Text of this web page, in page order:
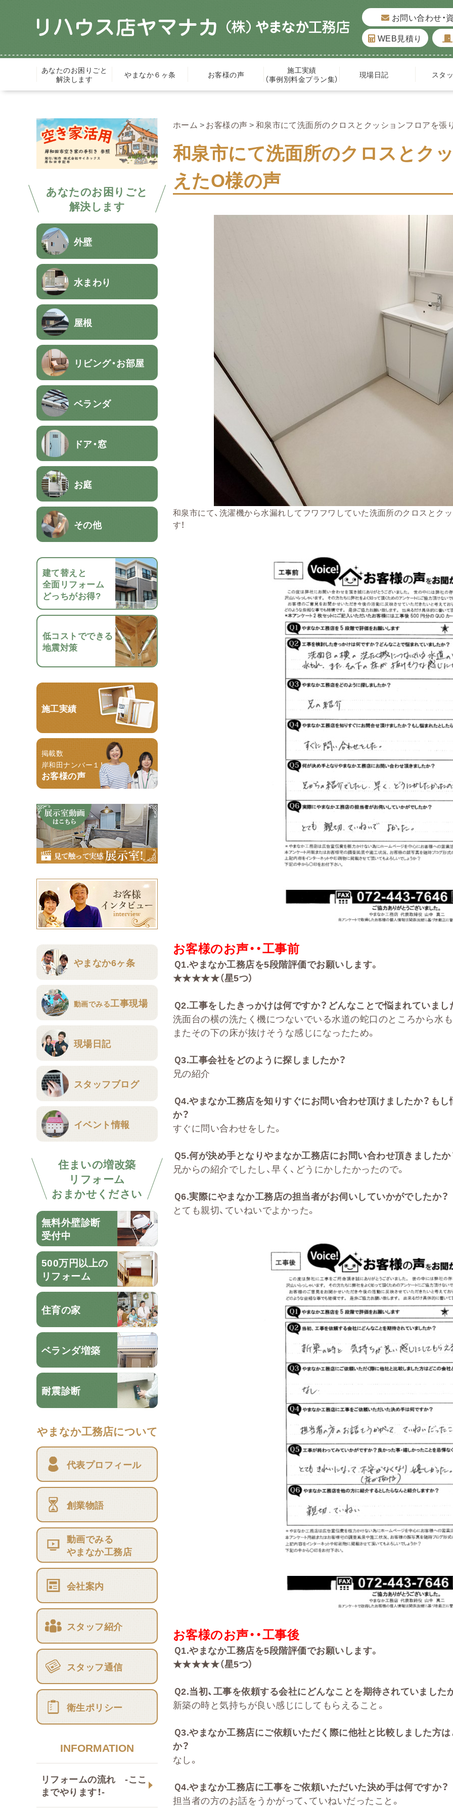
お問い合わせ・
WEB見積り
あなたのお困りごと
解決します
やまなか６ヶ条 お客様の声
施工実績
（事例別料金プラン集）
現場日記 スタ
あなたのお困りごと
解決します
外壁
水まわり
屋根
リビング・お部屋
ベランダ
ドア・窓
お庭
その他
建て替えと
全面リフォーム
どっちがお得?
低コストでできる
地震対策
施工実績
掲載数
岸和田ナンバー１！
お客様の声
やまなか6ヶ条
動画でみる工事現場
現場日記
スタッフブログ
イベント情報
住まいの増改築
リフォーム
おまかせください
無料外壁診断
受付中
500万円以上の
リフォーム
住育の家
ベランダ増築
耐震診断
やまなか工務店について
代表プロフィール
創業物語
動画でみる
やまなか工務店
会社案内
スタッフ紹介
スタッフ通信
衛生ポリシー
INFORMATION
リフォームの流れ -ここ
までやります！-
ホーム お客様の声 和泉市にて洗面所のクロスとクッションフロアを張
和泉市にて洗面所のクロスとク
えたO様の声
和泉市にて、洗濯機から水漏れしてフワフワしていた洗面所のクロスとク
す！
お客様のお声・・工事前
Ｑ1.やまなか工務店を5段階評価でお願いします。
★★★★★（星5つ）
Ｑ2.工事をしたきっかけは何ですか？どんなことで悩まれていまし
洗面台の横の洗たく機につないでいる水道の蛇口のところから水
またその下の床が抜けそうな感じになったため。
Ｑ3.工事会社をどのように探しましたか？
兄の紹介
Ｑ4.やまなか工務店を知りすぐにお問い合わせ頂けましたか？も
か？
すぐに問い合わせをした。
Ｑ5.何が決め手となりやまなか工務店にお問い合わせ頂きましたか
兄からの紹介でしたし、早く、どうにかしたかったので。
Ｑ6.実際にやまなか工務店の担当者がお伺いしていかがでしたか？
とても親切、ていねいでよかった。
お客様のお声・・工事後
Ｑ1.やまなか工務店を5段階評価でお願いします。
★★★★★（星5つ）
Ｑ2.当初、工事を依頼する会社にどんなことを期待されていました
新築の時と気持ちが良い感じにしてもらえること。
Ｑ3.やまなか工務店にご依頼いただく際に他社と比較しました方
か？
なし。
Ｑ4.やまなか工務店に工事をご依頼いただいた決め手は何ですか？
担当者の方のお話をうかがって、ていねいだったこと。